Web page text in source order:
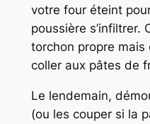
votre four éteint
poussière s’infiltrer.
torchon propre
coller aux pâtes de
Le lendemain,
(ou les couper si la